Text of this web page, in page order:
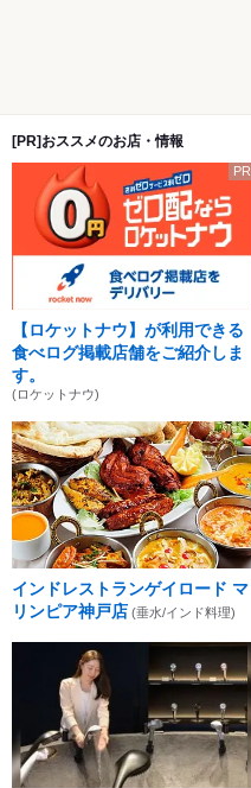
[PR]おススメのお店・情報
PR
【ロケットナウ】が利用できる
食べログ掲載店舗をご紹介しま
す。
(ロケットナウ)
インドレストランゲイロード マ
リンピア神戸店 (垂水/インド料理)